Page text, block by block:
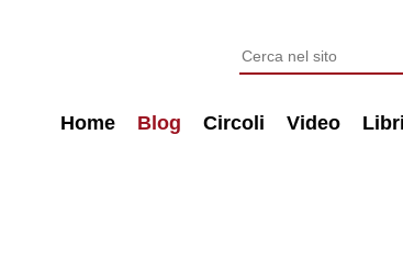
Home Blog Circoli Video Libri